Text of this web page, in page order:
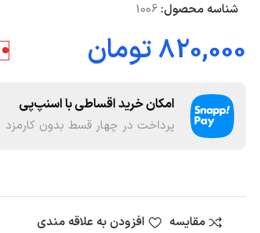
شناسه محصول: 1006
820,000تومان
امکان خرید اقساطی با اسنپ‌پی
پرداخت در چهار قسط بدون کارمزد
مقایسه افزودن به علاقه مندی